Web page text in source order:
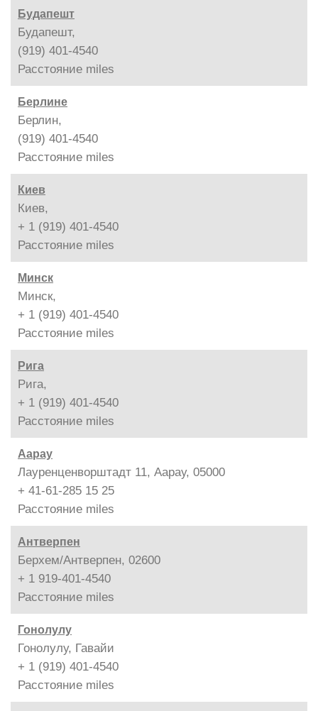
Будапешт
Будапешт,
(919) 401-4540
Расстояние miles
Берлине
Берлин,
(919) 401-4540
Расстояние miles
Киев
Киев,
+ 1 (919) 401-4540
Расстояние miles
Минск
Минск,
+ 1 (919) 401-4540
Расстояние miles
Рига
Рига,
+ 1 (919) 401-4540
Расстояние miles
Аарау
Лауренценворштадт 11, Аарау, 05000
+ 41-61-285 15 25
Расстояние miles
Антверпен
Берхем/Антверпен, 02600
+ 1 919-401-4540
Расстояние miles
Гонолулу
Гонолулу, Гавайи
+ 1 (919) 401-4540
Расстояние miles